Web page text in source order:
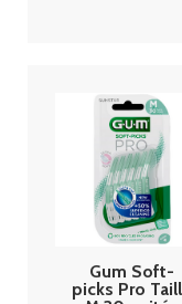
Gum Soft-
picks Pro